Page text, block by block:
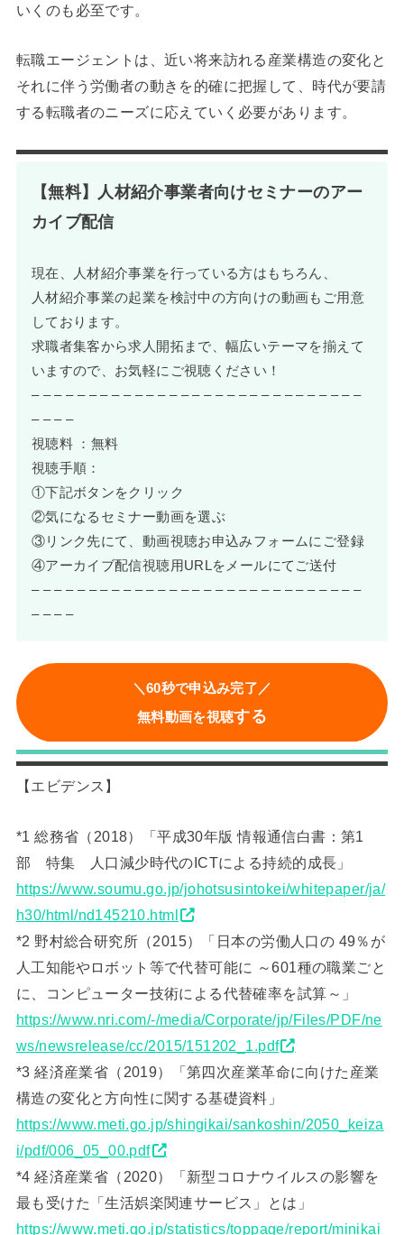
いくのも必至です。
転職エージェントは、近い将来訪れる産業構造の変化と
それに伴う労働者の動きを的確に把握して、時代が要請
する転職者のニーズに応えていく必要があります。
【無料】人材紹介事業者向けセミナーのアー
カイブ配信
現在、人材紹介事業を行っている方はもちろん、
人材紹介事業の起業を検討中の方向けの動画もご用意
しております。
求職者集客から求人開拓まで、幅広いテーマを揃えて
いますので、お気軽にご視聴ください！
– – – – – – – – – – – – – – – – – – – – – – – – – – – – –
– – – –
視聴料 ：無料
視聴手順：
①下記ボタンをクリック
②気になるセミナー動画を選ぶ
③リンク先にて、動画視聴お申込みフォームにご登録
④アーカイブ配信視聴用URLをメールにてご送付
– – – – – – – – – – – – – – – – – – – – – – – – – – – – –
– – – –
＼60秒で申込み完了／
無料動画を視聴する
【エビデンス】
*1 総務省（2018）「平成30年版 情報通信白書：第1
部 特集 人口減少時代のICTによる持続的成長」
https://www.soumu.go.jp/johotsusintokei/whitepaper/ja/
h30/html/nd145210.html
*2 野村総合研究所（2015）「日本の労働人口の 49％が
人工知能やロボット等で代替可能に ～601種の職業ごと
に、コンピューター技術による代替確率を試算～」
https://www.nri.com/-/media/Corporate/jp/Files/PDF/ne
ws/newsrelease/cc/2015/151202_1.pdf
*3 経済産業省（2019）「第四次産業革命に向けた産業
構造の変化と方向性に関する基礎資料」
https://www.meti.go.jp/shingikai/sankoshin/2050_keiza
i/pdf/006_05_00.pdf
*4 経済産業省（2020）「新型コロナウイルスの影響を
最も受けた「生活娯楽関連サービス」とは」
https://www.meti.go.jp/statistics/toppage/report/minikai